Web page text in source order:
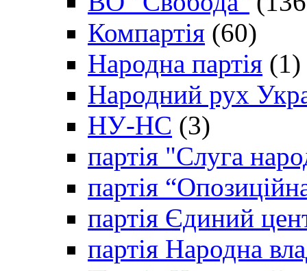
Компартія (60)
Народна партія (1)
Народний рух
НУ-НС (3)
партія "Слуга
партія
партія Єдиний
партія Народна